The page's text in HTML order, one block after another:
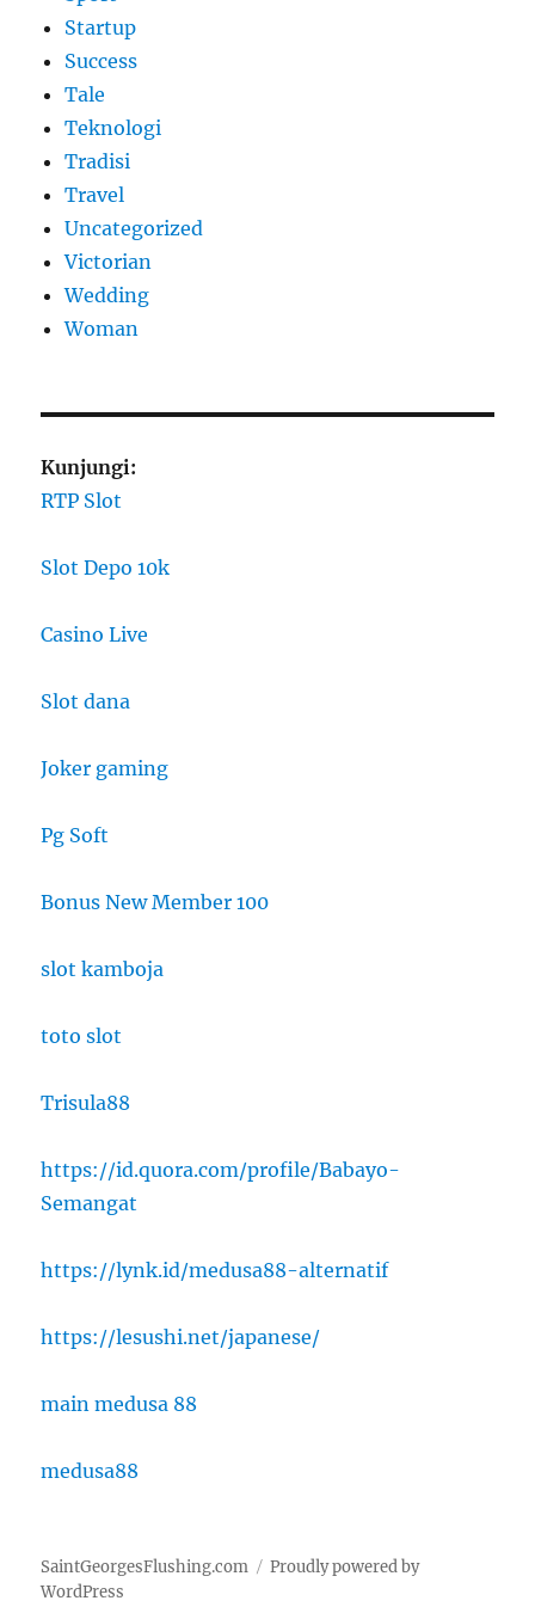
Startup
Success
Tale
Teknologi
Tradisi
Travel
Uncategorized
Victorian
Wedding
Woman
Kunjungi:
RTP Slot
Slot Depo 10k
Casino Live
Slot dana
Joker gaming
Pg Soft
Bonus New Member 100
slot kamboja
toto slot
Trisula88
https://id.quora.com/profile/Babayo-
Semangat
https://lynk.id/medusa88-alternatif
https://lesushi.net/japanese/
main medusa 88
medusa88
SaintGeorgesFlushing.com
Proudly powered by
WordPress